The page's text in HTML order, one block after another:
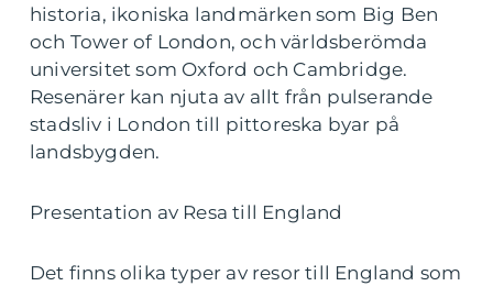
historia, ikoniska landmärken som Big Ben
och Tower of London, och världsberömda
universitet som Oxford och Cambridge.
Resenärer kan njuta av allt från pulserande
stadsliv i London till pittoreska byar på
landsbygden.
Presentation av Resa till England
Det finns olika typer av resor till England som